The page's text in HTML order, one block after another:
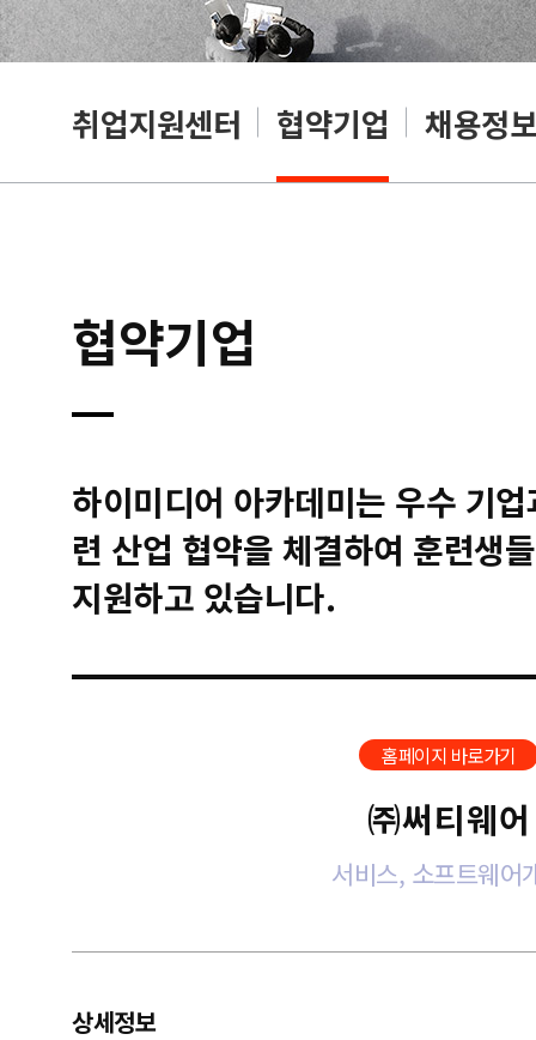
취업지원센터 협약기업 채용정보
협약기업
하이미디어 아카데미는 우수 기
련 산업 협약을 체결하여 훈련생
지원하고 있습니다.
홈페이지 바로가기
㈜써티웨어
서비스, 소프트웨어
상세정보